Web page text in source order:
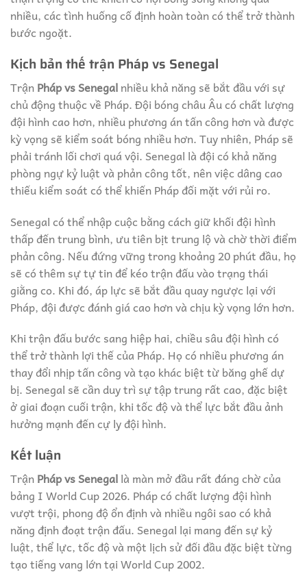
nhiều, các tình huống cố định hoàn toàn có thể trở thành
bước ngoặt.
Kịch bản thế trận Pháp vs Senegal
TrậnPháp vs Senegalnhiều khả năng sẽ bắt đầu với sự
chủ động thuộc về Pháp. Đội bóng châu Âu có chất lượng
đội hình cao hơn, nhiều phương án tấn công hơn và được
kỳ vọng sẽ kiểm soát bóng nhiều hơn. Tuy nhiên, Pháp sẽ
phải tránh lối chơi quá vội. Senegal là đội có khả năng
phòng ngự kỷ luật và phản công tốt, nên việc dâng cao
thiếu kiểm soát có thể khiến Pháp đối mặt với rủi ro.
Senegal có thể nhập cuộc bằng cách giữ khối đội hình
thấp đến trung bình, ưu tiên bịt trung lộ và chờ thời điểm
phản công. Nếu đứng vững trong khoảng 20 phút đầu, họ
sẽ có thêm sự tự tin để kéo trận đấu vào trạng thái
giằng co. Khi đó, áp lực sẽ bắt đầu quay ngược lại với
Pháp, đội được đánh giá cao hơn và chịu kỳ vọng lớn hơn.
Khi trận đấu bước sang hiệp hai, chiều sâu đội hình có
thể trở thành lợi thế của Pháp. Họ có nhiều phương án
thay đổi nhịp tấn công và tạo khác biệt từ băng ghế dự
bị. Senegal sẽ cần duy trì sự tập trung rất cao, đặc biệt
ở giai đoạn cuối trận, khi tốc độ và thể lực bắt đầu ảnh
hưởng mạnh đến cự ly đội hình.
Kết luận
TrậnPháp vs Senegallà màn mở đầu rất đáng chờ của
bảng I World Cup 2026. Pháp có chất lượng đội hình
vượt trội, phong độ ổn định và nhiều ngôi sao có khả
năng định đoạt trận đấu. Senegal lại mang đến sự kỷ
luật, thể lực, tốc độ và một lịch sử đối đầu đặc biệt từng
tạo tiếng vang lớn tại World Cup 2002.